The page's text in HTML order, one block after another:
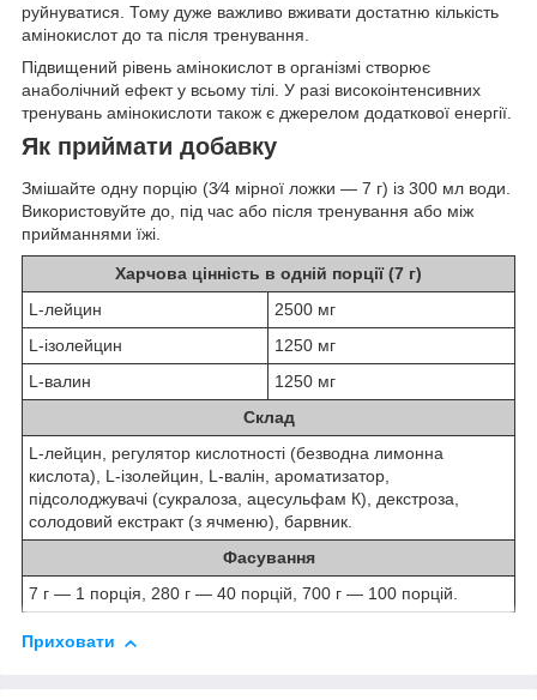
руйнуватися. Тому дуже важливо вживати достатню кількість
амінокислот до та після тренування.
Підвищений рівень амінокислот в організмі створює
анаболічний ефект у всьому тілі. У разі високоінтенсивних
тренувань амінокислоти також є джерелом додаткової енергії.
Як приймати добавку
Змішайте одну порцію (3⁄4 мірної ложки — 7 г) із 300 мл води.
Використовуйте до, під час або після тренування або між
прийманнями їжі.
Харчова цінність в одній порції (7 г)
L-лейцин
2500 мг
L-ізолейцин
1250 мг
L-валин
1250 мг
Склад
L-лейцин, регулятор кислотності (безводна лимонна
кислота), L-ізолейцин, L-валін, ароматизатор,
підсолоджувачі (сукралоза, ацесульфам К), декстроза,
солодовий екстракт (з ячменю), барвник.
Фасування
7 г — 1 порція, 280 г — 40 порцій, 700 г — 100 порцій.
Приховати